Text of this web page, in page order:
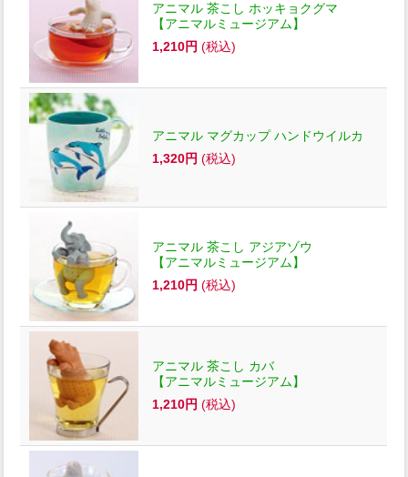
アニマル 茶こし ホッキョクグマ
【アニマルミュージアム】
1,210円 (税込)
アニマル マグカップ ハンドウイルカ
1,320円 (税込)
アニマル 茶こし アジアゾウ
【アニマルミュージアム】
1,210円 (税込)
アニマル 茶こし カバ
【アニマルミュージアム】
1,210円 (税込)